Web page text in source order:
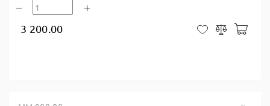
3 200.00 В закладки
Сравнить